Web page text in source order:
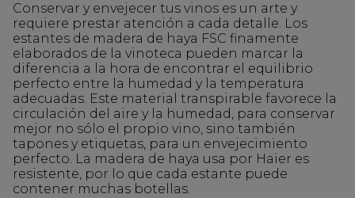
Conservar y envejecer tus vinos es un arte y
requiere prestar atención a cada detalle. Los
estantes de madera de haya FSC finamente
elaborados de la vinoteca pueden marcar la
diferencia a la hora de encontrar el equilibrio
perfecto entre la humedad y la temperatura
adecuadas. Este material transpirable favorece la
circulación del aire y la humedad, para conservar
mejor no sólo el propio vino, sino también
tapones y etiquetas, para un envejecimiento
perfecto. La madera de haya usa por Haier es
resistente, por lo que cada estante puede
contener muchas botellas.